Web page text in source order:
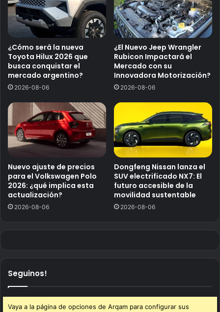
¿Cómo será la nueva
Toyota Hilux 2026 que
busca conquistar el
mercado argentino?
2026-08-06
¿El Nuevo Jeep Wrangler
Rubicon Impactará el
Mercado con su
Innovadora Motorización?
2026-08-06
Nuevo ajuste de precios
para el Volkswagen Polo
2026: ¿qué implica esta
actualización?
2026-08-06
Dongfeng Nissan lanza el
SUV electrificado NX7: El
futuro accesible de la
movilidad sustentable
2026-08-06
Seguinos!
Vaya a la página de opciones de Arqam para configurar sus